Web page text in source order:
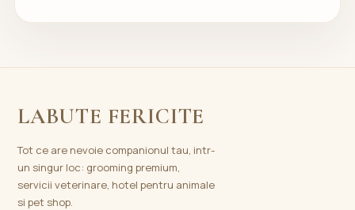
LABUTE FERICITE
Tot ce are nevoie companionul tau, intr-
un singur loc: grooming premium,
servicii veterinare, hotel pentru animale
si pet shop.